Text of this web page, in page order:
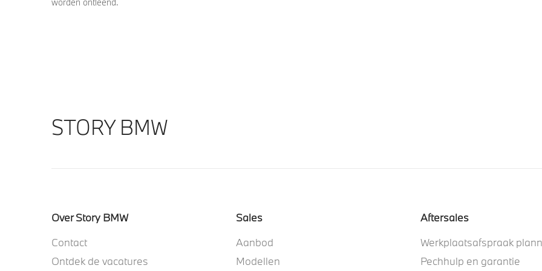
STORY BMW
Over Story BMW
Contact
Ontdek de vacatures
Sales
Aanbod
Modellen
Aftersales
Werkplaatsafspraak
Pechhulp en garantie